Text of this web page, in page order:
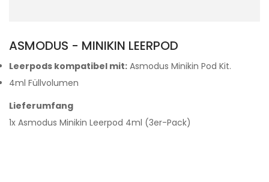
ASMODUS - MINIKIN LEERPOD
Leerpods kompatibel mit: Asmodus Minikin Pod Kit.
4ml Füllvolumen
Lieferumfang
1x Asmodus Minikin Leerpod 4ml (3er-Pack)